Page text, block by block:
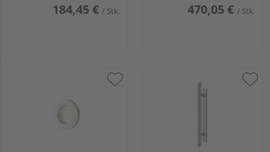
184,45 € / Stk. 470,05 € / Stk.